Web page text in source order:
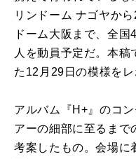
リンドーム ナゴヤか
ドーム大阪まで、全
人を動員予定だ。本稿
た12月29日の模様をレ
アルバム『H+』のコ
アーの細部に至るまで
考案したもの。会場に